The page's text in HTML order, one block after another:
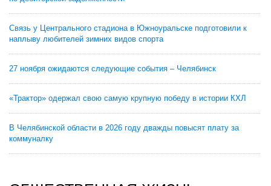
Связь у Центрального стадиона в Южноуральске подготовили к
наплыву любителей зимних видов спорта
27 ноября ожидаются следующие события – Челябинск
«Трактор» одержал свою самую крупную победу в истории КХЛ
В Челябинской области в 2026 году дважды повысят плату за
коммуналку